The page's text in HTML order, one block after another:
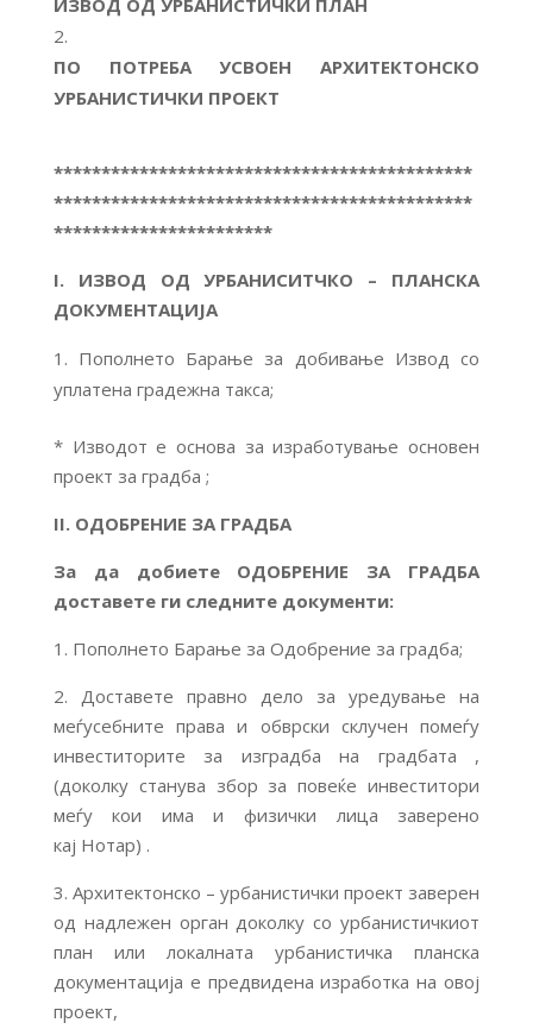
ИЗВОД ОД УРБАНИСТИЧКИ ПЛАН
ПО ПОТРЕБА УСВОЕН АРХИТЕКТОНСКО
УРБАНИСТИЧКИ ПРОЕКТ
********************************************
********************************************
***********************
I.ИЗВОД ОД УРБАНИСИТЧКО – ПЛАНСКА
ДОКУМЕНТАЦИЈА
Пополнето Барање за добивање Извод со
уплатена градежна такса;
* Изводот е основа за изработување основен
проект за градба ;
II. ОДОБРЕНИЕ ЗА ГРАДБА
За да добиете ОДОБРЕНИЕ ЗА ГРАДБА
доставете ги следните документи:
1. Пополнето Барање за Одобрение за градба;
2. Доставете правно дело за уредување на
меѓусебните права и обврски склучен помеѓу
инвеститорите за изградба на градбата ,
(доколку станува збор за повеќе инвеститори
меѓу кои има и физички лица заверено
кај Нотар) .
3. Архитектонско – урбанистички проект заверен
од надлежен орган доколку со урбанистичкиот
план или локалната урбанистичка планска
документација е предвидена изработка на овој
проект,